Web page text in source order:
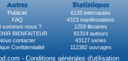
Autres Statistiques
Publicité
6135 internautes
FAQ
4323 manifestations
sommes-nous ?
1259 librairies
BIENFAITEUR
81314 auteurs
contacter
43127 series
Confidentialité
112382 ouvrages
- Conditions générales d'utilisation